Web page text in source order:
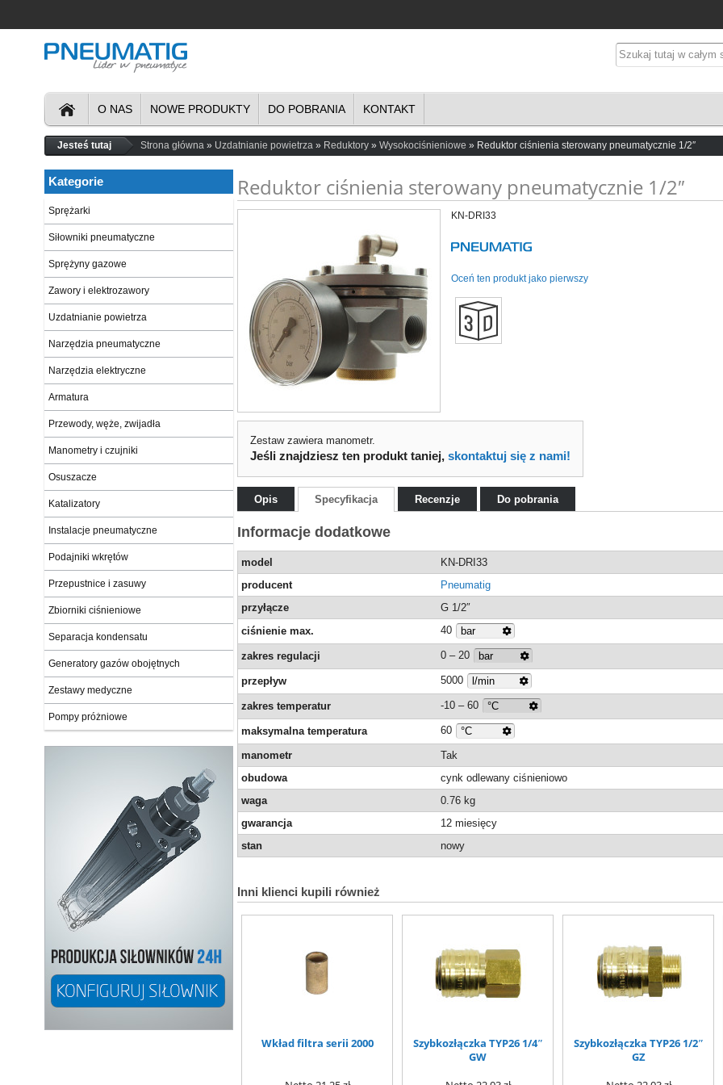
O NAS NOWE PRODUKTY DO POBRANIA KONTAKT
Jesteś tutaj Strona główna Uzdatnianie powietrza Reduktory Wysokociśnieniowe Reduktor ciśnienia sterowany pneumatycznie 1/2″
Reduktor ciśnienia sterowany pneumatycznie 1/2″
KN-DRI33
Oceń ten produkt jako pierwszy
Zestaw zawiera manometr.
Jeśli znajdziesz ten produkt taniej,skontaktuj się z nami!
Opis Specyfikacja Recenzje Do pobrania
Informacje dodatkowe
model
KN-DRI33
producent
Pneumatig
przyłącze
G 1/2″
ciśnienie max.
40
zakres regulacji 0 – 20
przepływ 5000
zakres temperatur -10 – 60
maksymalna temperatura 60
manometr
Tak
obudowa
cynk odlewany ciśnieniowo
waga
0.76 kg
gwarancja
12 miesięcy
stan
nowy
Inni klienci kupili również
Wkład filtra serii 2000
Szybkozłączka TYP26 1/4″
GW
Szybkozłączka TYP26 1/2″
GZ
Kategorie
Sprężarki
Siłowniki pneumatyczne
Sprężyny gazowe
Zawory i elektrozawory
Uzdatnianie powietrza
Narzędzia pneumatyczne
Narzędzia elektryczne
Armatura
Przewody, węże, zwijadła
Manometry i czujniki
Osuszacze
Katalizatory
Instalacje pneumatyczne
Podajniki wkrętów
Przepustnice i zasuwy
Zbiorniki ciśnieniowe
Separacja kondensatu
Generatory gazów obojętnych
Zestawy medyczne
Pompy próżniowe